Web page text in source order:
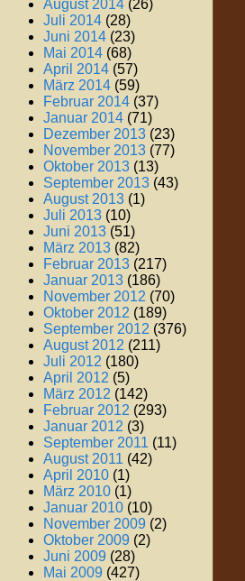
August 2014 (26)
Juli 2014 (28)
Juni 2014 (23)
Mai 2014 (68)
April 2014 (57)
März 2014 (59)
Februar 2014 (37)
Januar 2014 (71)
Dezember 2013 (23)
November 2013 (77)
Oktober 2013 (13)
September 2013 (43)
August 2013 (1)
Juli 2013 (10)
Juni 2013 (51)
März 2013 (82)
Februar 2013 (217)
Januar 2013 (186)
November 2012 (70)
Oktober 2012 (189)
September 2012 (376)
August 2012 (211)
Juli 2012 (180)
April 2012 (5)
März 2012 (142)
Februar 2012 (293)
Januar 2012 (3)
September 2011 (11)
August 2011 (42)
April 2010 (1)
März 2010 (1)
Januar 2010 (10)
November 2009 (2)
Oktober 2009 (2)
Juni 2009 (28)
Mai 2009 (427)